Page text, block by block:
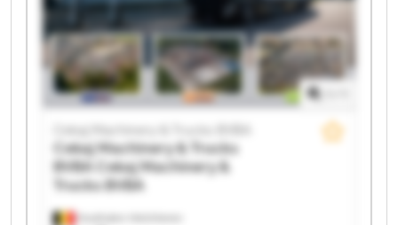
Machinery & Trucks BVBA Cekaj Machinery & Trucks
BVBA
Houthalen-Helchteren
Cekaj Machinery & Trucks BVBA
Cekaj Machinery & Trucks
BVBA
Cekaj Machinery &
Trucks BVBA